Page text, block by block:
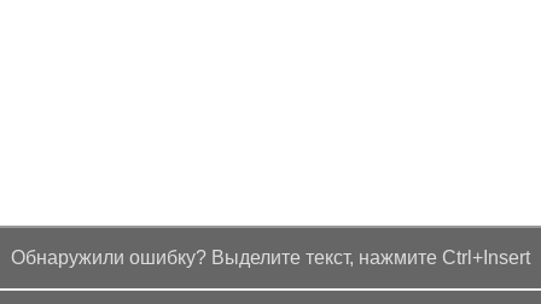
Обнаружили ошибку? Выделите текст, нажмите Ctrl+Insert